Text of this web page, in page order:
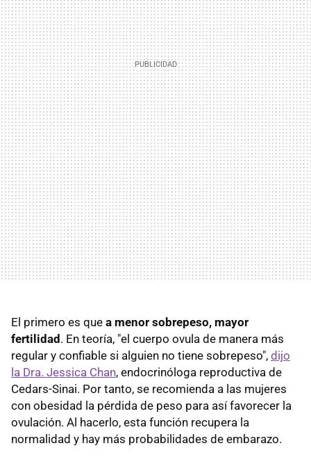
El primero es que a menor sobrepeso, mayor
fertilidad. En teoría, "el cuerpo ovula de manera más
regular y confiable si alguien no tiene sobrepeso", dijo
la Dra. Jessica Chan, endocrinóloga reproductiva de
Cedars-Sinai. Por tanto, se recomienda a las mujeres
con obesidad la pérdida de peso para así favorecer la
ovulación. Al hacerlo, esta función recupera la
normalidad y hay más probabilidades de embarazo.